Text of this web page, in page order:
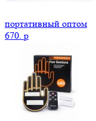
портативный оптом
670. p